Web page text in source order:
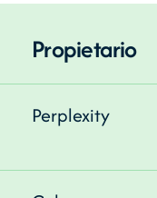
Propietario
Perplexity